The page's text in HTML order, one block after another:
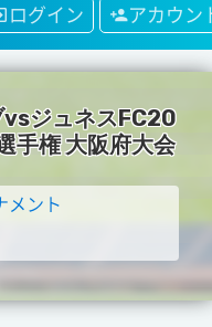
ログイン アカウン
vsジュネスFC20
手権大阪府大会
メント